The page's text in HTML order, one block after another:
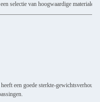
selectie van hoogwaardige
een goede sterkte-